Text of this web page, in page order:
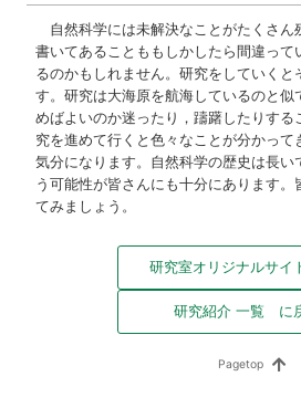
自然科学には未解決なことがたくさん
書いてあることももしかしたら間違って
るのかもしれません。研究をしていくと
す。研究は大海原を航海しているのと似
めばよいのか迷ったり，躊躇したりする
究を進めて行くと色々なことが分かって
気分になります。自然科学の歴史は長い
う可能性が皆さんにも十分にあります。
てみましょう。
研究室オリジナルサイ
研究紹介 一覧 に